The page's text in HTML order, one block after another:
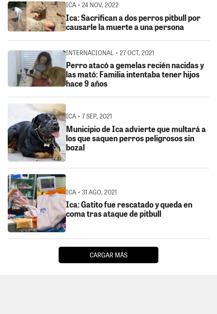
ICA • 24 NOV, 2022
Ica: Sacrifican a dos perros pitbull por
causarle la muerte a una persona
INTERNACIONAL • 27 OCT, 2021
Perro atacó a gemelas recién nacidas y
las mató: Familia intentaba tener hijos
hace 9 años
ICA • 7 SEP, 2021
Municipio de Ica advierte que multará a
los que saquen perros peligrosos sin
bozal
ICA • 31 AGO, 2021
Ica: Gatito fue rescatado y queda en
coma tras ataque de pitbull
CARGAR MÁS